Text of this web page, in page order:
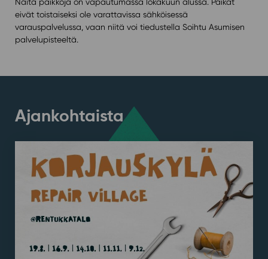
eivät toistaiseksi ole varattavissa sähköisessä
varauspalvelussa, vaan niitä voi tiedustella Soihtu Asumisen
palvelupisteeltä.
Ajankohtaista